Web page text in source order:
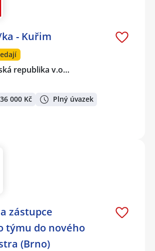
- Kuřim
republika v.o…
000 Kč Plný úvazek
zástupce
týmu do nového
(Brno)